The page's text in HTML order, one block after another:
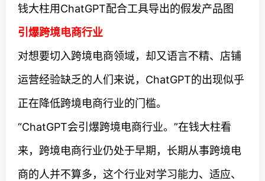
钱大柱用ChatGPT配合工具导出的假发产品图
引爆跨境电商行业
对想要切入跨境电商领域，却又语言不精、店铺
运营经验缺乏的人们来说，ChatGPT的出现似乎
正在降低跨境电商行业的门槛。
“ChatGPT会引爆跨境电商行业。”在钱大柱看
来，跨境电商行业仍处于早期，长期从事跨境电
商的人并不算多，这个行业对学习能力、适应、